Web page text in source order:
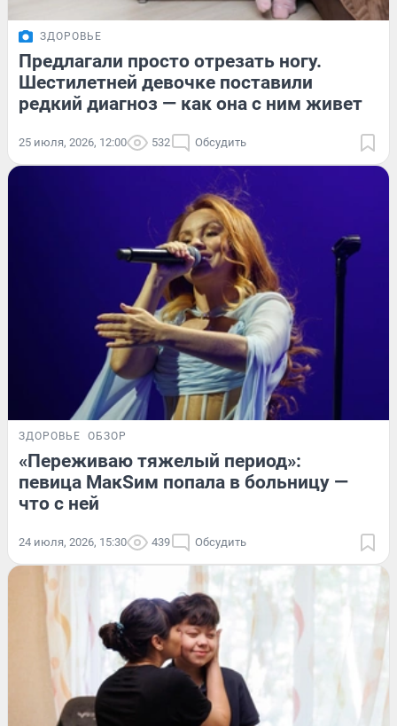
ЗДОРОВЬЕ
Предлагали просто отрезать ногу.
Шестилетней девочке поставили
редкий диагноз — как она с ним живет
25 июля, 2026, 12:00 532 Обсудить
ЗДОРОВЬЕ ОБЗОР
«Переживаю тяжелый период»:
певица МакSим попала в больницу —
что с ней
24 июля, 2026, 15:30 439 Обсудить